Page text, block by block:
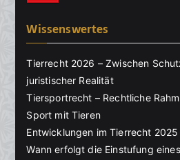
Wissenswertes
Tierrecht 2026 – Zwischen
juristischer Realität
Tiersportrecht – Rechtliche
Sport mit Tieren
Entwicklungen im Tierrecht 2025
Wann erfolgt die Einstufung